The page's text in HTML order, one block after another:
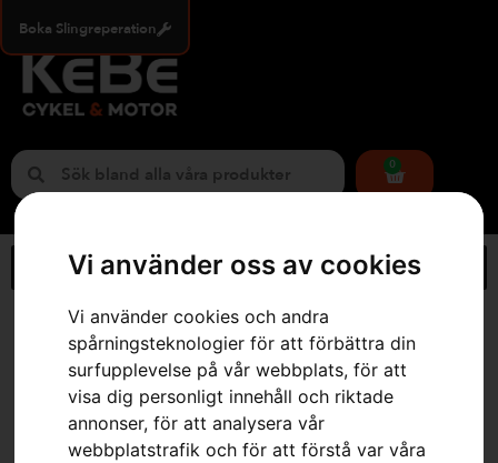
Vi använder oss av cookies
Vi använder cookies och andra
spårningsteknologier för att förbättra din
surfupplevelse på vår webbplats, för att
visa dig personligt innehåll och riktade
annonser, för att analysera vår
webbplatstrafik och för att förstå var våra
Boka Slingreperation
0
»Webbutik»Regnbyxholk Functional EN 20471